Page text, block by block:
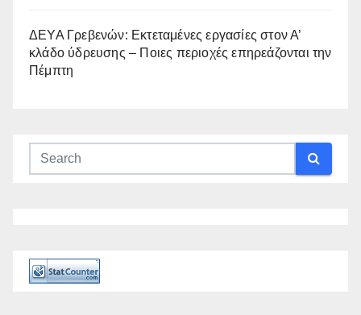
ΔΕΥΑ Γρεβενών: Εκτεταμένες εργασίες στον Α’
κλάδο ύδρευσης – Ποιες περιοχές επηρεάζονται την
Πέμπτη